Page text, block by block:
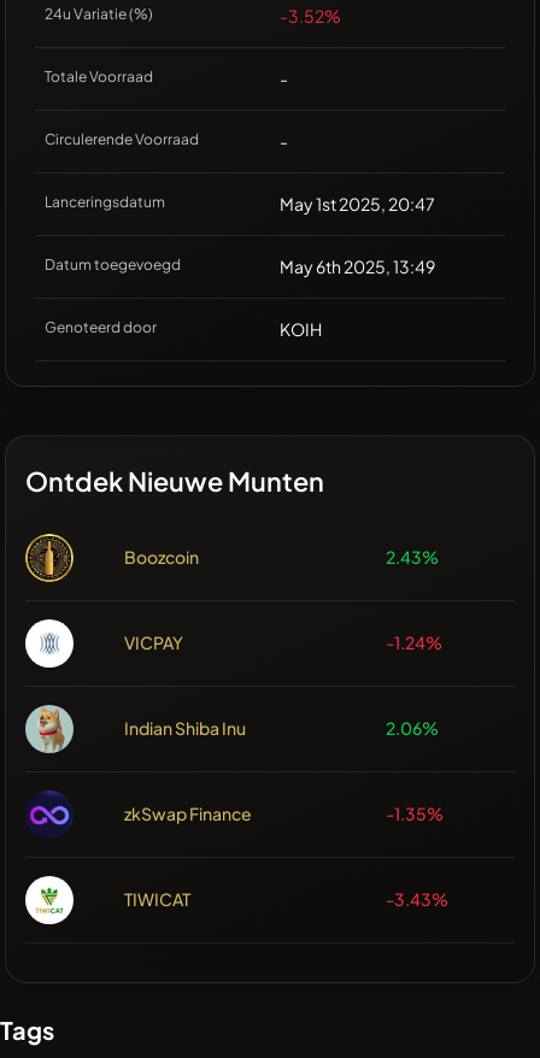
24u Variatie (%) -3.52%
Totale Voorraad -
Circulerende Voorraad -
Lanceringsdatum May 1st 2025, 20:47
Datum toegevoegd May 6th 2025, 13:49
Genoteerd door KOIH
Ontdek Nieuwe Munten
Boozcoin 2.43%
VICPAY -1.24%
Indian Shiba Inu 2.06%
zkSwap Finance -1.35%
TIWICAT -3.43%
Tags